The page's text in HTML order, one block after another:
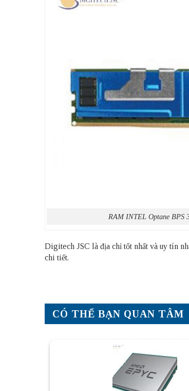
RAM INTEL Optane BPS
Digitech JSC là địa chỉ tốt nhất và uy tín
chi tiết.
CÓ THỂ BẠN QUAN TÂM